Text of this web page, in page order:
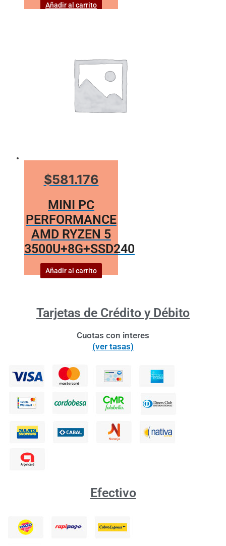
Añadir al carrito
$581.176
MINI PC
PERFORMANCE
AMD RYZEN 5
3500U+8G+SSD240
Añadir al carrito
Tarjetas de Crédito y Débito
Cuotas con interes
(ver tasas)
Efectivo